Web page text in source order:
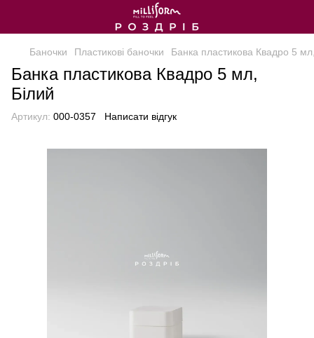
Баночки Пластикові баночки Банка пластикова Квадро 5
Банка пластикова Квадро 5 мл,
Білий
Артикул: 000-0357 Написати відгук